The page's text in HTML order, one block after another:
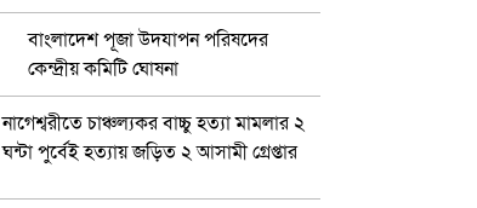
বাংলাদেশ পূজা উদযাপন পরিষদের
কেন্দ্রীয় কমিটি ঘোষনা
নাগেশ্বরীতে চাঞ্চল্যকর বাচ্চু হত্যা মামলার ২
ঘন্টা পুর্বেই হত্যায় জড়িত ২ আসামী গ্রেপ্তার